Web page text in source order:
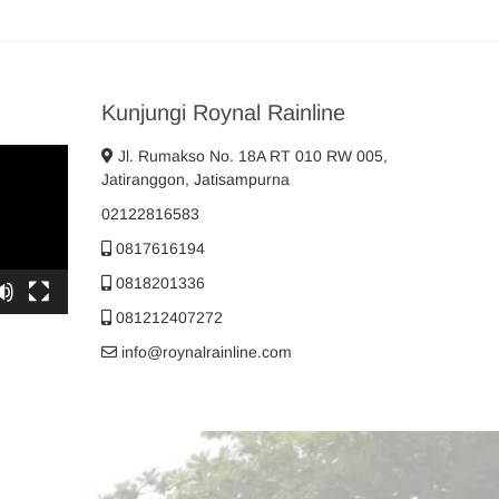
Kunjungi Roynal Rainline
Jl. Rumakso No. 18A RT 010 RW 005,
Jatiranggon, Jatisampurna
02122816583
0817616194
0818201336
081212407272
info@roynalrainline.com